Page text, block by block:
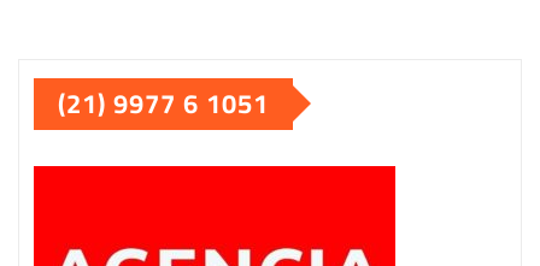
(21) 9977 6 1051